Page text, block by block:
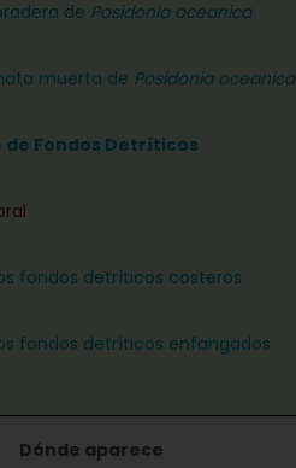
de Posidonia oceanica
muerta de Posidonia oceanica
de Fondos Detríticos
fondos detríticos costeros
fondos detríticos enfangados
Dónde aparece